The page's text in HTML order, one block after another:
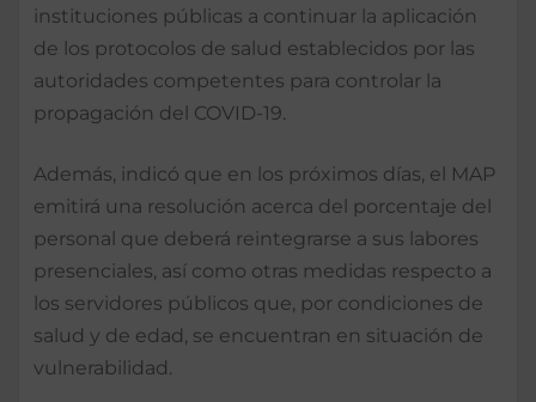
instituciones públicas a continuar la aplicación
de los protocolos de salud establecidos por las
autoridades competentes para controlar la
propagación del COVID-19.
Además, indicó que en los próximos días, el MAP
emitirá una resolución acerca del porcentaje del
personal que deberá reintegrarse a sus labores
presenciales, así como otras medidas respecto a
los servidores públicos que, por condiciones de
salud y de edad, se encuentran en situación de
vulnerabilidad.